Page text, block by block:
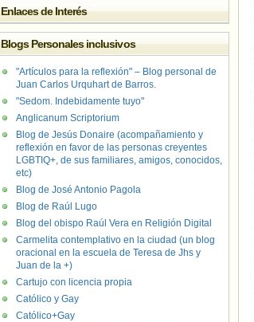
Enlaces de Interés
Blogs Personales inclusivos
"Artículos para la reflexión" – Blog personal de
Juan Carlos Urquhart de Barros.
"Sedom. Indebidamente tuyo"
Anglicanum Scriptorium
Blog de Jesús Donaire (acompañamiento y
reflexión en favor de las personas creyentes
LGBTIQ+, de sus familiares, amigos, conocidos,
etc)
Blog de José Antonio Pagola
Blog de Raúl Lugo
Blog del obispo Raúl Vera en Religión Digital
Carmelita contemplativo en la ciudad (un blog
oracional en la escuela de Teresa de Jhs y
Juan de la +)
Cartujo con licencia propia
Católico y Gay
Católico+Gay